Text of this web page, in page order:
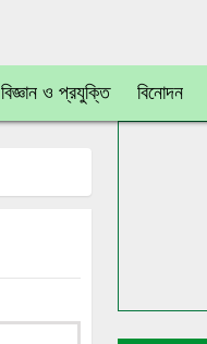
বিজ্ঞান ও প্রযুক্তি বিনোদন